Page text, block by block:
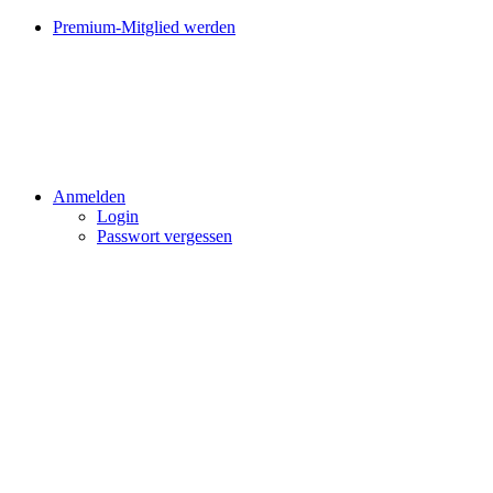
Premium-Mitglied werden
Anmelden
Login
Passwort vergessen